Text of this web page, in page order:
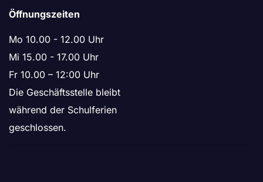
Öffnungszeiten
Mo 10.00 - 12.00 Uhr
Mi 15.00 - 17.00 Uhr
Fr 10.00 – 12:00 Uhr
Die Geschäftsstelle bleibt
während der Schulferien
geschlossen.